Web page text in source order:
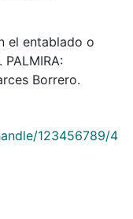
el entablado o
Borrero.
123456789/4